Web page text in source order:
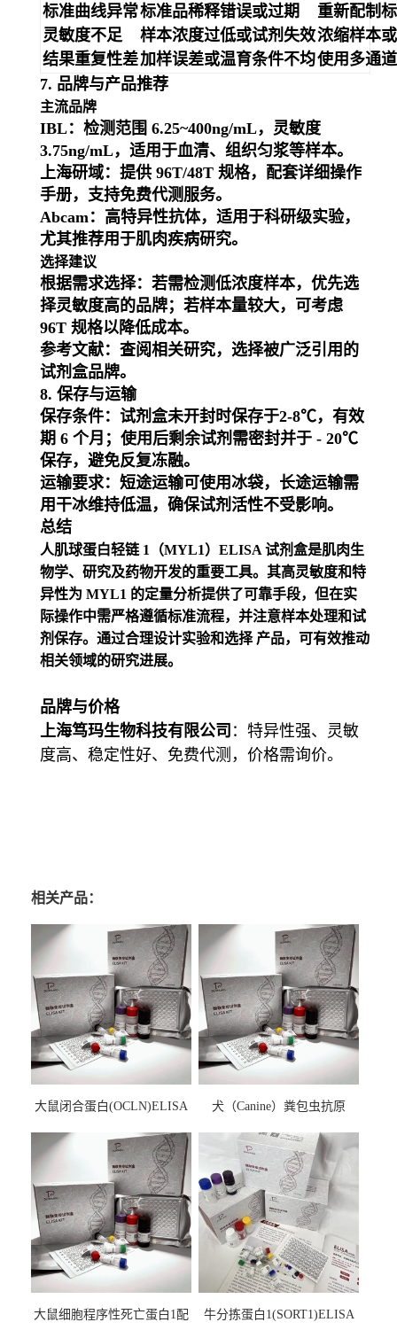
标准曲线异常标准品稀释错误或过期
重新配制
灵敏度不足
样本浓度过低或试剂失效浓缩样本
结果重复性差加样误差或温育条件不均使用多通
7. 品牌与产品推荐
主流品牌
IBL：检测范围 6.25~400ng/mL，灵敏度
3.75ng/mL，适用于血清、组织匀浆等样本。
上海研域：提供 96T/48T 规格，配套详细操作
手册，支持免费代测服务。
Abcam ：高特异性抗体，适用于科研级实验，
尤其推荐用于肌肉疾病研究。
选择建议
根据需求选择：若需检测低浓度样本，优先选
择灵敏度高的品牌；若样本量较大，可考虑
96T 规格以降低成本。
参考文献：查阅相关研究，选择被广泛引用的
试剂盒品牌。
8. 保存与运输
保存条件：试剂盒未开封时保存于2-8℃，有效
期 6 个月；使用后剩余试剂需密封并于 - 20℃
保存，避免反复冻融。
运输要求：短途运输可使用冰袋，长途运输需
用干冰维持低温，确保试剂活性不受影响。
总结
人肌球蛋白轻链 1（MYL1）ELISA 试剂盒是肌肉生
物学、研究及药物开发的重要工具。其高灵敏度和特
异性为 MYL1 的定量分析提供了可靠手段，但在实
际操作中需严格遵循标准流程，并注意样本处理和试
剂保存。通过合理设计实验和选择 产品，可有效推动
相关领域的研究进展。
品牌与价格
上海笃玛生物科技有限公司 ：特异性强、灵敏
度高、稳定性好、免费代测， 价格需询价。
相关产品：
大鼠闭合蛋白(OCLN)ELISA
犬（Canine）粪包虫抗原
大鼠细胞程序性死亡蛋白1配
牛分拣蛋白1(SORT1)ELISA